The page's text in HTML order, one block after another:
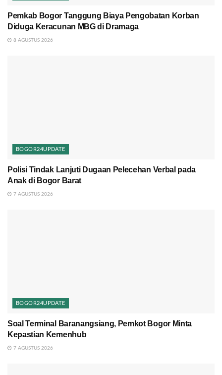
Pemkab Bogor Tanggung Biaya Pengobatan Korban
Diduga Keracunan MBG di Dramaga
8 AGUSTUS 2026
BOGOR24UPDATE
Polisi Tindak Lanjuti Dugaan Pelecehan Verbal pada
Anak di Bogor Barat
7 AGUSTUS 2026
BOGOR24UPDATE
Soal Terminal Baranangsiang, Pemkot Bogor Minta
Kepastian Kemenhub
7 AGUSTUS 2026